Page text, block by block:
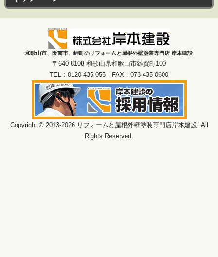
和歌山市、阪南市、岬町のリフォームと屋根外壁塗装専門店 岸本建設
〒640-8108 和歌山県和歌山市雑賀町100
TEL：0120-435-055 FAX：073-435-0600
Copyright © 2013-2026 リフォームと屋根外壁塗装専門店岸本建設. All
Rights Reserved.